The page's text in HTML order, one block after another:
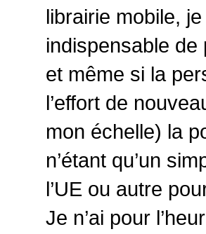
librairie mobile,
indispensable de
et même si la
l’effort de
mon échelle) la
n’étant qu’un
l’UE ou autre
Je n’ai pour